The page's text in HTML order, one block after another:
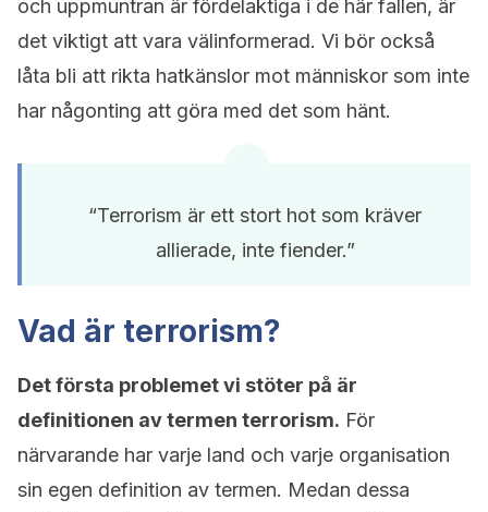
och uppmuntran är fördelaktiga i de här fallen, är
det viktigt att vara välinformerad. Vi bör också
låta bli att rikta hatkänslor mot människor som inte
har någonting att göra med det som hänt.
“Terrorism är ett stort hot som kräver
allierade, inte fiender.”
Vad är terrorism?
Det första problemet vi stöter på är
definitionen av termen terrorism. För
närvarande har varje land och varje organisation
sin egen definition av termen. Medan dessa